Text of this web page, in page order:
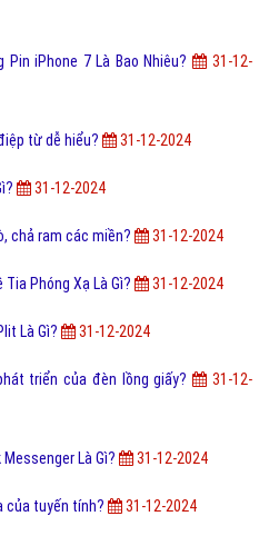
Pin iPhone 7 Là Bao Nhiêu?
31-12-
từ dễ hiểu? 31-12-2024
31-12-2024
chả ram các miền? 31-12-2024
Tia Phóng Xạ Là Gì? 31-12-2024
Là Gì? 31-12-2024
triển của đèn lồng giấy?
31-12-
Là Gì? 31-12-2024
của tuyến tính? 31-12-2024